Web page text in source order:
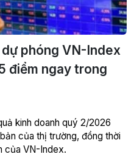
phóng VN-Index
điểm ngay trong
kinh doanh quý 2/2026
của thị trường, đồng thời
của VN-Index.